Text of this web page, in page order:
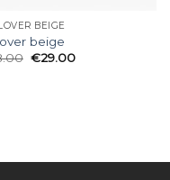
BEIGE
beige
€29.00